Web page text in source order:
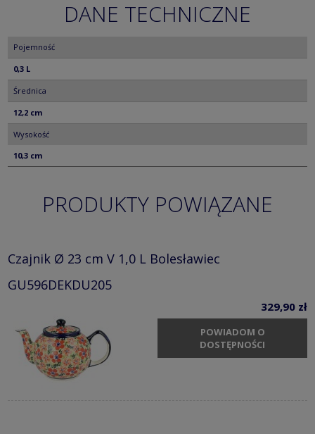
DANE TECHNICZNE
Pojemność
0,3 L
Średnica
12,2 cm
Wysokość
10,3 cm
PRODUKTY POWIĄZANE
Czajnik Ø 23 cm V 1,0 L Bolesławiec
GU596DEKDU205
329,90 zł
POWIADOM O
DOSTĘPNOŚCI